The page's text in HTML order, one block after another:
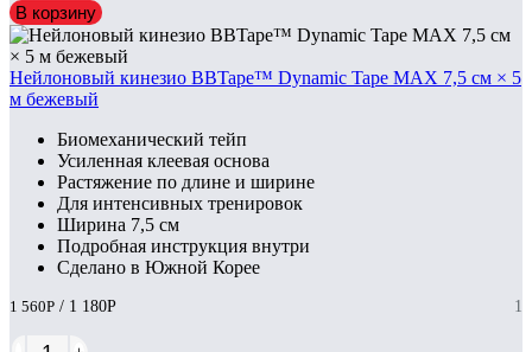
В корзину
Нейлоновый кинезио BBTape™ Dynamic Tape MAX 7,5 см × 5
м бежевый
Биомеханический тейп
Усиленная клеевая основа
Растяжение по длине и ширине
Для интенсивных тренировок
Ширина 7,5 см
Подробная инструкция внутри
Сделано в Южной Корее
1 560Р / 1 180Р 1